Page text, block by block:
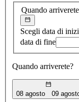
Quando
Scegli data di
data di fine
Quando arriverete?
08 agosto 09